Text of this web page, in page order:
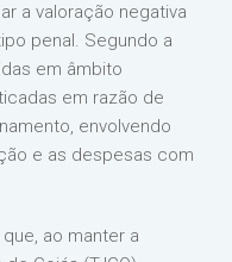
a valoração negativa
penal. Segundo a
em âmbito
em razão de
envolvendo
e as despesas com
ao manter a